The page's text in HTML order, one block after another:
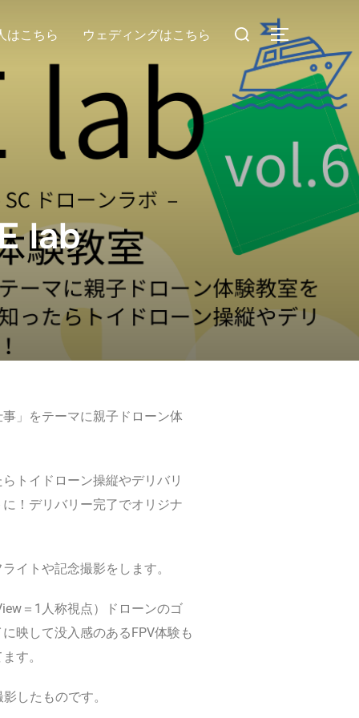
はこちら ウェディングはこちら
lab
」をテーマに親子ドローン体
トイドローン操縦やデリバリ
！デリバリー完了でオリジナ
イトや記念撮影をします。
＝1人称視点）ドローンのゴ
映して没入感のあるFPV体験も
す。
したものです。